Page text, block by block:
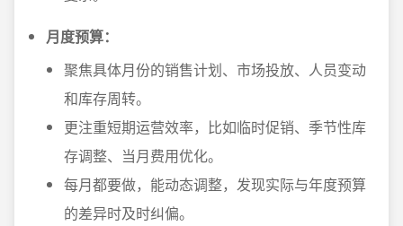
月度预算：
聚焦具体月份的销售计划、市场投放、人员变动
和库存周转。
更注重短期运营效率，比如临时促销、季节性库
存调整、当月费用优化。
每月都要做，能动态调整，发现实际与年度预算
的差异时及时纠偏。